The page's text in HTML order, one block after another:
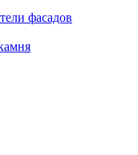
фасадов